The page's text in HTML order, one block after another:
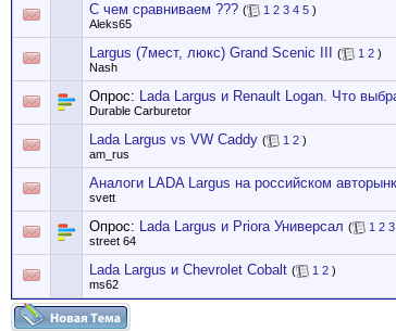
С чем сравниваем ??? ( 1 2 3 4 5 )
Aleks65
Largus (7мест, люкс) Grand Scenic III ( 1 2 )
Nash
Опрос: Lada Largus и Renault Logan. Что
Durable Carburetor
Lada Largus vs VW Caddy ( 1 2 )
am_rus
Аналоги LADA Largus на российском
svett
Опрос: Lada Largus и Priora Универсал ( 1 2 3
street 64
Lada Largus и Chevrolet Cobalt ( 1 2 )
ms62